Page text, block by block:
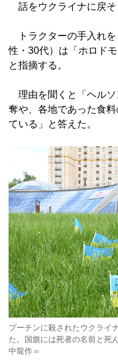
話をウクライナに戻そ
トラクターの手入れを
性・30代）は「ホロド
と指摘する。
理由を聞くと「ヘルソ
奪や、各地であった食
ている」と答えた。
プーチンに殺されたウクライ
た。国旗には死者の名前と死
中龍作＝